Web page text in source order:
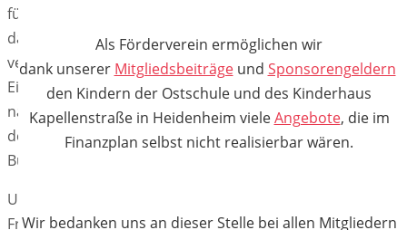
für
das
verdiente
Eis
nach
den
Bundesjugendspielen.
Unser
Freundeskreis
Als Förderverein ermöglichen wir
dank unserer Mitgliedsbeiträgeund Sponsorengeldern
den Kindern der Ostschule und des Kinderhaus
Kapellenstraße in Heidenheim vieleAngebote, die im
Finanzplan selbst nicht realisierbar wären.
Wir bedanken uns an dieser Stelle bei allen Mitgliedern